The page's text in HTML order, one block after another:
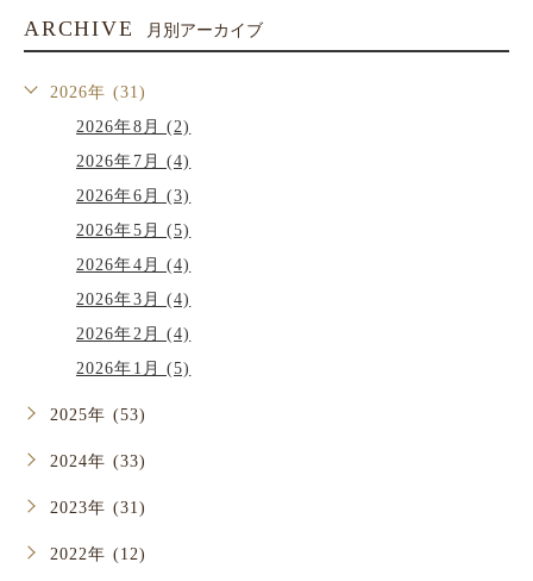
ARCHIVE 月別アーカイブ
2026年 (31)
2026年8月 (2)
2026年7月 (4)
2026年6月 (3)
2026年5月 (5)
2026年4月 (4)
2026年3月 (4)
2026年2月 (4)
2026年1月 (5)
2025年 (53)
2024年 (33)
2023年 (31)
2022年 (12)